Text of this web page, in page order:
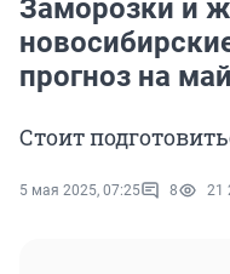
Заморозки и
прогноз на май
Стоит
5 мая 2025, 07:25 8 21